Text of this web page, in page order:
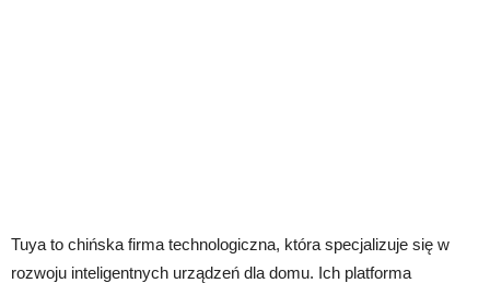
Tuya to chińska firma technologiczna, która specjalizuje się w
rozwoju inteligentnych urządzeń dla domu. Ich platforma